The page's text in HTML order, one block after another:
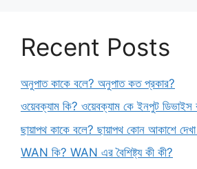
Recent Posts
অনুপাত কাকে বলে? অনুপাত কত প্রকার?
ওয়েবক্যাম কি? ওয়েবক্যাম কে ইনপুট ডিভাইস
ছায়াপথ কাকে বলে? ছায়াপথ কোন আকাশে দেখা
WAN কি? WAN এর বৈশিষ্ট্য কী কী?